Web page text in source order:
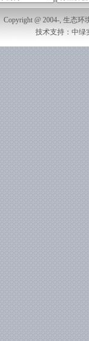
Copyright @ 2004-, 生态环
技术支持：中绿